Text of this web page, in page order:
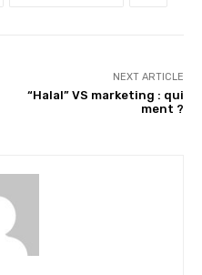
NEXT ARTICLE
“Halal” VS marketing : qui
ment ?